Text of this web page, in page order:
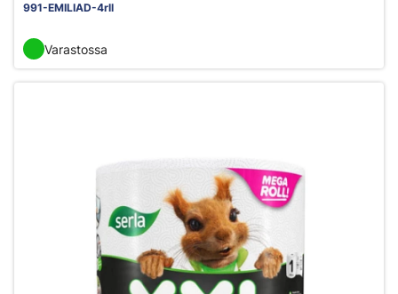
991-EMILIAD-4rll
Varastossa